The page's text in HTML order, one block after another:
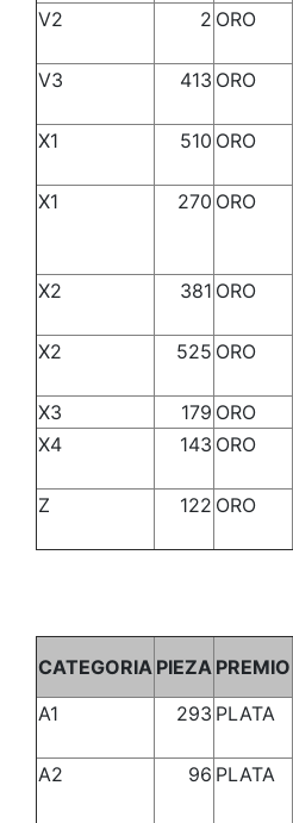
V2 2 ORO
V3 413 ORO
X1 510 ORO
X1 270 ORO
X2 381 ORO
X2 525 ORO
X3 179 ORO
X4
143 ORO
Z 122 ORO
CATEGORIA PIEZA PREMIO
A1
293 PLATA
A2 96 PLATA